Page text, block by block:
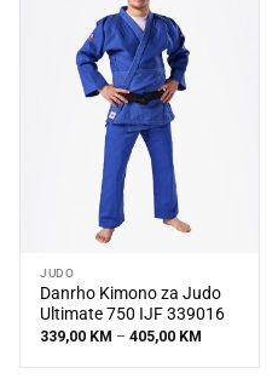
JUDO
Danrho Kimono za Judo
Ultimate 750 IJF 339016
339,00 KM – 405,00 KM
339,00 KM